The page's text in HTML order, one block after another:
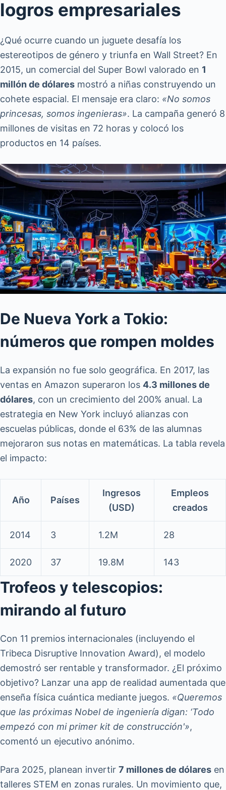
logros empresariales
¿Qué ocurre cuando un juguete desafía los
estereotipos de género y triunfa en Wall Street? En
2015, un comercial del Super Bowl valorado en 1
millón de dólares mostró a niñas construyendo un
cohete espacial. El mensaje era claro: «No somos
princesas, somos ingenieras». La campaña generó 8
millones de visitas en 72 horas y colocó los
productos en 14 países.
De Nueva York a Tokio:
números que rompen moldes
La expansión no fue solo geográfica. En 2017, las
ventas en Amazon superaron los 4.3 millones de
dólares, con un crecimiento del 200% anual. La
estrategia en New York incluyó alianzas con
escuelas públicas, donde el 63% de las alumnas
mejoraron sus notas en matemáticas. La tabla revela
el impacto:
Año Países
Ingresos
(USD)
Empleos
creados
2014 3 1.2M 28
2020 37 19.8M 143
Trofeos y telescopios:
mirando al futuro
Con 11 premios internacionales (incluyendo el
Tribeca Disruptive Innovation Award), el modelo
demostró ser rentable y transformador. ¿El próximo
objetivo? Lanzar una app de realidad aumentada que
enseña física cuántica mediante juegos. «Queremos
que las próximas Nobel de ingeniería digan: ‘Todo
empezó con mi primer kit de construcción'»,
comentó un ejecutivo anónimo.
Para 2025, planean invertir 7 millones de dólares en
talleres STEM en zonas rurales. Un movimiento que,